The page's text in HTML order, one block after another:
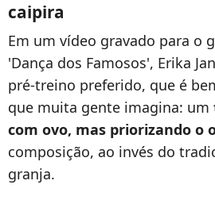
caipira
Em um vídeo gravado para o
'Dança dos Famosos', Erika
pré-treino preferido, que é
que muita gente imagina: um
com ovo, mas priorizando o
composição, ao invés do
granja.